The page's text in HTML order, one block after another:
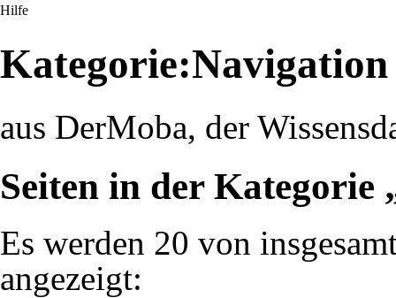
Hilfe
Kategorie:Navigation
aus DerMoba, der
Seiten in der Kategorie
Es werden 20 von
angezeigt: